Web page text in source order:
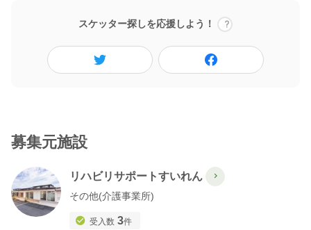
スケッター探しを応援しよう！
募集元施設
リハビリサポートすいれん
その他(介護事業所)
受入数 3件